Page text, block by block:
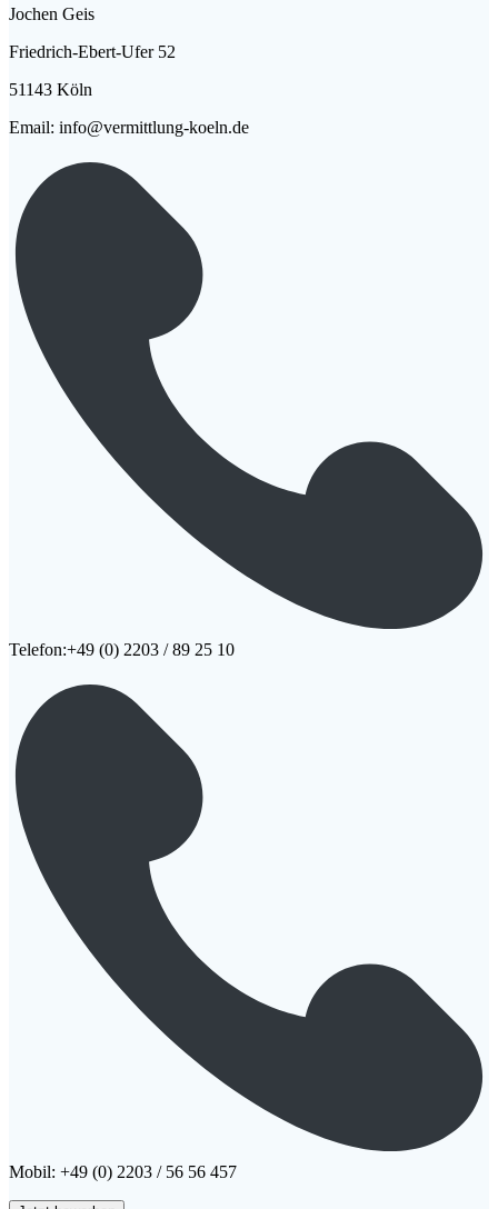
Jochen Geis
Friedrich-Ebert-Ufer 52
51143 Köln
Email: info@vermittlung-koeln.de
Telefon:+49 (0) 2203 / 89 25 10
Mobil: +49 (0) 2203 / 56 56 457